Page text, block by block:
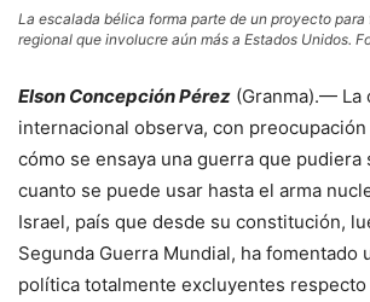
La escalada bélica forma parte de un proyecto para
regional que involucre aún más a Estados Unidos.
Elson Concepción Pérez (Granma).— La
internacional observa, con
cómo se ensaya una guerra que pudiera
cuanto se puede usar hasta el arma
Israel, país que desde su constitución,
Segunda Guerra Mundial, ha fomentado
política totalmente excluyentes